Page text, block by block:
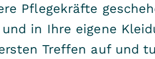
Pflegekräfte
in Ihre eigene
Treffen auf und